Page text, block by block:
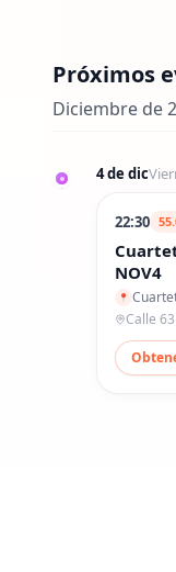
Próximos
Diciembre de
4 de dic
22:30
NOV4
📍